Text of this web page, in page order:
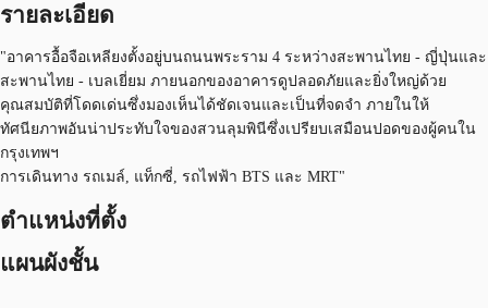
รายละเอียด
"อาคารอื้อจือเหลียงตั้งอยู่บนถนนพระราม 4 ระหว่างสะพานไทย - ญี่ปุ่นและ
สะพานไทย - เบลเยี่ยม ภายนอกของอาคารดูปลอดภัยและยิ่งใหญ่ด้วย
คุณสมบัติที่โดดเด่นซึ่งมองเห็นได้ชัดเจนและเป็นที่จดจำ ภายในให้
ทัศนียภาพอันน่าประทับใจของสวนลุมพินีซึ่งเปรียบเสมือนปอดของผู้คนใน
กรุงเทพฯ
การเดินทาง รถเมล์, แท็กซี่, รถไฟฟ้า BTS และ MRT"
ตำแหน่งที่ตั้ง
แผนผังชั้น